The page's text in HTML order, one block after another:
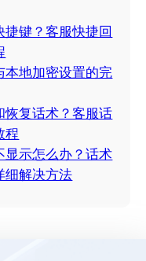
键？客服快捷回
本地加密设置的完
恢复话术？客服话
程
显示怎么办？话术
细解决方法